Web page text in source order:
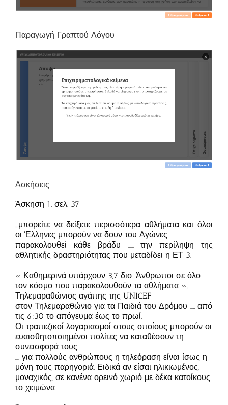
Παραγωγή Γραπτού Λόγου
Ασκήσεις
Άσκηση 1. σελ. 37
…μπορείτε να δείξετε περισσότερα αθλήματα και όλοι
οι Έλληνες μπορούν να δουν του Αγώνες.
παρακολουθεί κάθε βράδυ …… την περίληψη της
αθλητικής δραστηριότητας που μεταδίδει η ΕΤ 3.
« Καθημερινά υπάρχουν 3,7 δισ. Άνθρωποι σε όλο
τον κόσμο που παρακολουθούν τα αθλήματα ».
Τηλεμαραθώνιος αγάπης της UNICEF
στον Τηλεμαραθώνιο για τα Παιδιά του Δρόμου ….. από
τις 6:30 το απόγευμα έως το πρωί.
Οι τραπεζικοί λογαριασμοί στους οποίους μπορούν οι
ευαισθητοποιημένοι πολίτες να καταθέσουν τη
συνεισφορά τους.
…. για πολλούς ανθρώπους η τηλεόραση είναι ίσως η
μόνη τους παρηγοριά. Ειδικά αν είσαι ηλικιωμένος,
μοναχικός, σε κανένα ορεινό χωριό με δέκα κατοίκους
το χειμώνα